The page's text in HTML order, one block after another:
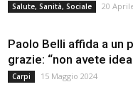
Salute, Sanità, Sociale 20
Paolo Belli affida a un
grazie: “non avete
Carpi 15 Maggio 2024